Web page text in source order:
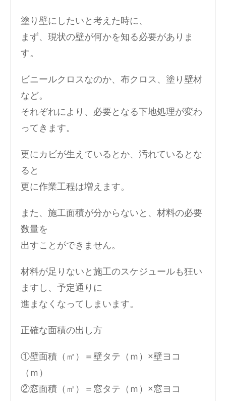
塗り壁にしたいと考えた時に、
まず、現状の壁が何かを知る必要がありま
す。
ビニールクロスなのか、布クロス、塗り壁材
など。
それぞれにより、必要となる下地処理が変わ
ってきます。
更にカビが生えているとか、汚れているとな
ると
更に作業工程は増えます。
また、施工面積が分からないと、材料の必要
数量を
出すことができません。
材料が足りないと施工のスケジュールも狂い
ますし、予定通りに
進まなくなってしまいます。
正確な面積の出し方
①壁面積（㎡）＝壁タテ（ｍ）×壁ヨコ
（ｍ）
②窓面積（㎡）＝窓タテ（ｍ）×窓ヨコ